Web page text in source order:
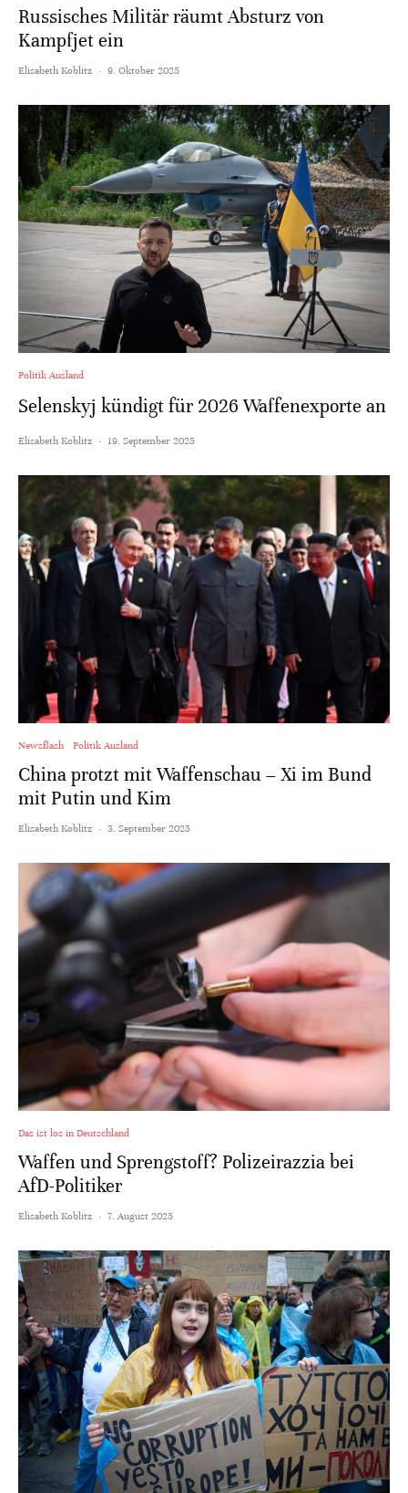
Russisches Militär räumt Absturz von
Kampfjet ein
Elisabeth Koblitz · 9. Oktober 2025
Politik Ausland
Selenskyj kündigt für 2026 Waffenexporte an
Elisabeth Koblitz · 19. September 2025
Newsflash Politik Ausland
China protzt mit Waffenschau – Xi im Bund
mit Putin und Kim
Elisabeth Koblitz · 3. September 2025
Das ist los in Deutschland
Waffen und Sprengstoff? Polizeirazzia bei
AfD-Politiker
Elisabeth Koblitz · 7. August 2025